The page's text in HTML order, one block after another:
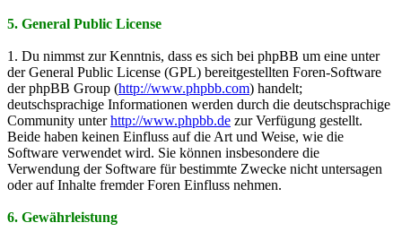
5. General Public License
1. Du nimmst zur Kenntnis, dass es sich bei phpBB um eine unter
der General Public License (GPL) bereitgestellten Foren-Software
der phpBB Group (http://www.phpbb.com) handelt;
deutschsprachige Informationen werden durch die deutschsprachige
Community unterhttp://www.phpbb.de zur Verfügung gestellt.
Beide haben keinen Einfluss auf die Art und Weise, wie die
Software verwendet wird. Sie können insbesondere die
Verwendung der Software für bestimmte Zwecke nicht untersagen
oder auf Inhalte fremder Foren Einfluss nehmen.
6. Gewährleistung